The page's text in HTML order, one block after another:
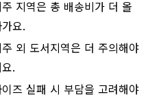
지역은 총 배송비가 더 올
요.
외 도서지역은 더 주의해야
.
이즈 실패 시 부담을 고려해야